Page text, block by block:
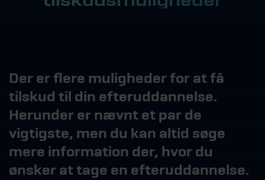
Der er flere muligheder for at få
tilskud til din efteruddannelse.
Herunder er nævnt et par de
vigtigste, men du kan altid søge
mere information der, hvor du
ønsker at tage en efteruddannelse.